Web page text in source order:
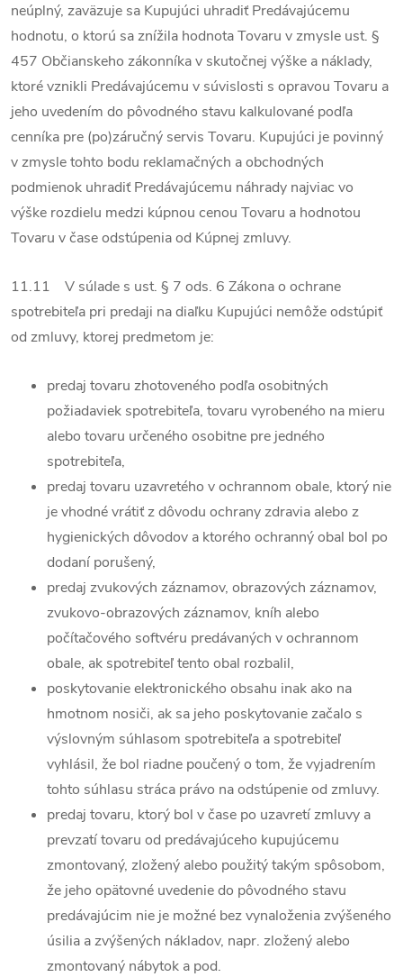
neúplný, zaväzuje sa Kupujúci uhradiť Predávajúcemu
hodnotu, o ktorú sa znížila hodnota Tovaru v zmysle ust. §
457 Občianskeho zákonníka v skutočnej výške a náklady,
ktoré vznikli Predávajúcemu v súvislosti s opravou Tovaru a
jeho uvedením do pôvodného stavu kalkulované podľa
cenníka pre (po)záručný servis Tovaru. Kupujúci je povinný
v zmysle tohto bodu reklamačných a obchodných
podmienok uhradiť Predávajúcemu náhrady najviac vo
výške rozdielu medzi kúpnou cenou Tovaru a hodnotou
Tovaru v čase odstúpenia od Kúpnej zmluvy.
11.11 V súlade s ust. § 7 ods. 6 Zákona o ochrane
spotrebiteľa pri predaji na diaľku Kupujúci nemôže odstúpiť
od zmluvy, ktorej predmetom je:
predaj tovaru zhotoveného podľa osobitných
požiadaviek spotrebiteľa, tovaru vyrobeného na mieru
alebo tovaru určeného osobitne pre jedného
spotrebiteľa,
predaj tovaru uzavretého v ochrannom obale, ktorý nie
je vhodné vrátiť z dôvodu ochrany zdravia alebo z
hygienických dôvodov a ktorého ochranný obal bol po
dodaní porušený,
predaj zvukových záznamov, obrazových záznamov,
zvukovo-obrazových záznamov, kníh alebo
počítačového softvéru predávaných v ochrannom
obale, ak spotrebiteľ tento obal rozbalil,
poskytovanie elektronického obsahu inak ako na
hmotnom nosiči, ak sa jeho poskytovanie začalo s
výslovným súhlasom spotrebiteľa a spotrebiteľ
vyhlásil, že bol riadne poučený o tom, že vyjadrením
tohto súhlasu stráca právo na odstúpenie od zmluvy.
predaj tovaru, ktorý bol v čase po uzavretí zmluvy a
prevzatí tovaru od predávajúceho kupujúcemu
zmontovaný, zložený alebo použitý takým spôsobom,
že jeho opätovné uvedenie do pôvodného stavu
predávajúcim nie je možné bez vynaloženia zvýšeného
úsilia a zvýšených nákladov, napr. zložený alebo
zmontovaný nábytok a pod.